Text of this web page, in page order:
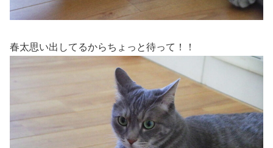
春太思い出してるからちょっと待って！！